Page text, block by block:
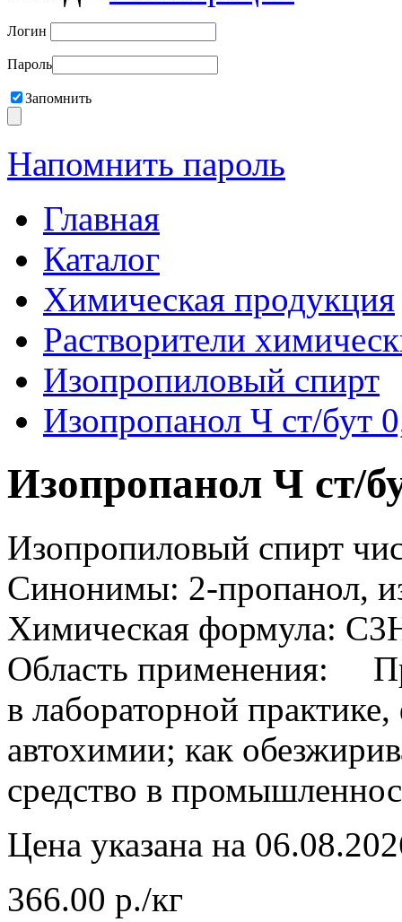
Логин
Пароль
Запомнить
Напомнить пароль
Главная
Каталог
Химическая продукция
Растворители
Изопропиловый спирт
Изопропанол Ч ст/бут
Изопропанол Ч ст/
Изопропиловый спирт
Синонимы: 2-пропанол,
Химическая формула:
Область применения:
в лабораторной
автохимии; как
средство в
Цена указана на
366.00 р./кг